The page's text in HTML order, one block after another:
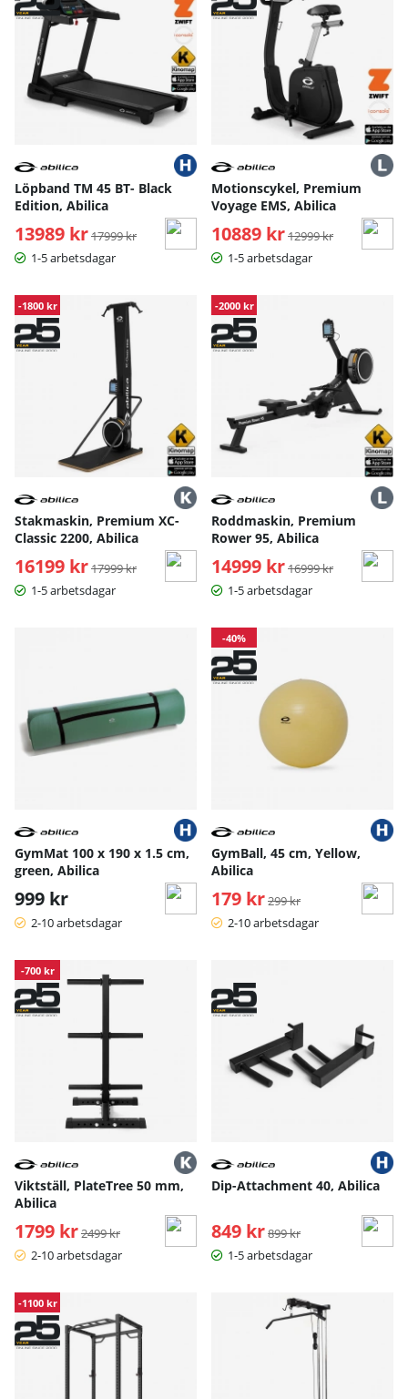
Löpband TM 45 BT- Black
Edition, Abilica
13989 kr Ordinarie pris:
17999 kr
1-5 arbetsdagar
Motionscykel, Premium
Voyage EMS, Abilica
10889 kr Ordinarie pris:
12999 kr
1-5 arbetsdagar
-1800 kr
Stakmaskin, Premium XC-
Classic 2200, Abilica
16199 kr Ordinarie pris:
17999 kr
1-5 arbetsdagar
-2000 kr
Roddmaskin, Premium
Rower 95, Abilica
14999 kr Ordinarie pris:
16999 kr
1-5 arbetsdagar
GymMat 100 x 190 x 1.5 cm,
green, Abilica
999 kr
2-10 arbetsdagar
-40%
GymBall, 45 cm, Yellow,
Abilica
179 kr Ordinarie pris:
299 kr
2-10 arbetsdagar
-700 kr
Viktställ, PlateTree 50 mm,
Abilica
1799 kr Ordinarie pris:
2499 kr
2-10 arbetsdagar
Dip-Attachment 40, Abilica
849 kr Ordinarie pris:
899 kr
1-5 arbetsdagar
-1100 kr